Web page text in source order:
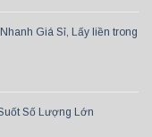
Giá Sỉ, Lấy liền trong
Số Lượng Lớn